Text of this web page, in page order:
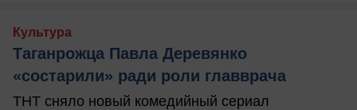
Культура
Таганрожца Павла Деревянко
«состарили» ради роли главврача
ТНТ сняло новый комедийный сериал